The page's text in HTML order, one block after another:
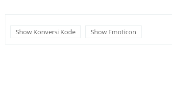
Show Konversi Kode Show Emoticon